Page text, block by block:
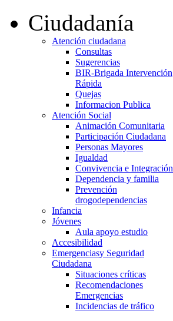
Ciudadanía
Atención ciudadana
Consultas
Sugerencias
BIR-Brigada Intervención
Rápida
Quejas
Informacion Publica
Atención Social
Animación Comunitaria
Participación Ciudadana
Personas Mayores
Igualdad
Convivencia e Integración
Dependencia y familia
Prevención
drogodependencias
Infancia
Jóvenes
Aula apoyo estudio
Accesibilidad
Emergenciasy Seguridad
Ciudadana
Situaciones críticas
Recomendaciones
Emergencias
Incidencias de tráfico